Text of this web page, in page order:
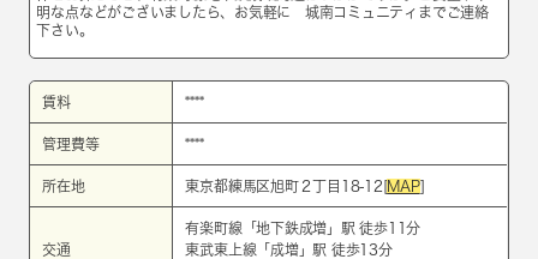
明な点などがございましたら、お気軽に 城南コミュニティまでご連絡
下さい。
賃料 ****
管理費等 ****
所在地 東京都練馬区旭町２丁目18-12[ MAP]
交通
有楽町線 「地下鉄成増 」駅 徒歩11分
東武東上線 「 成増 」駅 徒歩13分